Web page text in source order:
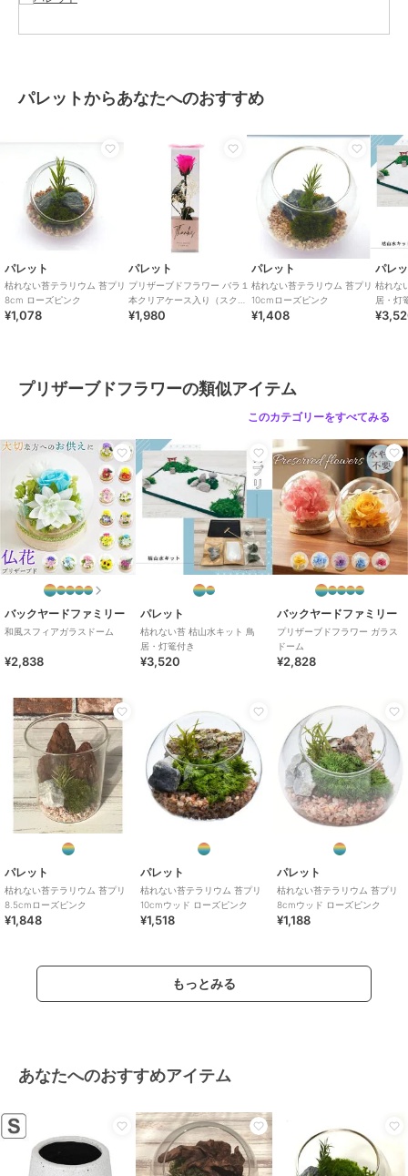
この商品は無料ギフトサービスの対象商品です
ブランド パレット
商品カテゴリ ギフト用品 ／
プリザーブドフラ
カラー
サイズ
素材
容器：ガラス 内容物：プリザーブ
ドモス プリザーブドグリーン
商品のお取り扱い方法
お手入れ
お手入れ不要です。劣化・退色・
パレットからあなたへのおすすめ
パレット
枯れない苔テラリウム 苔プリ
8cm ローズピンク
¥1,078
パレット
プリザーブドフラワー バラ１
本クリアケース入り（スクエ
ア）ブライトピンク
¥1,980
パレット
枯れない苔テラリウム 苔プリ
10cmローズピンク
¥1,408
パレ
枯れな
居・灯
プリザーブドフラワーの類似アイテム
このカテゴリーをすべてみる
バックヤードファミリー
和風スフィアガラスドーム
¥2,838
パレット
枯れない苔 枯山水キット 鳥
居・灯篭付き
¥3,520
バックヤードファミリー
プリザーブドフラワー ガラス
ドーム
¥2,828
パレット
枯れない苔テラリウム 苔プリ
8.5cmローズピンク
¥1,848
パレット
枯れない苔テラリウム 苔プリ
10cmウッド ローズピンク
¥1,518
パレット
枯れない苔テラリウム 苔プリ
8cmウッド ローズピンク
¥1,188
もっとみる
あなたへのおすすめアイテム